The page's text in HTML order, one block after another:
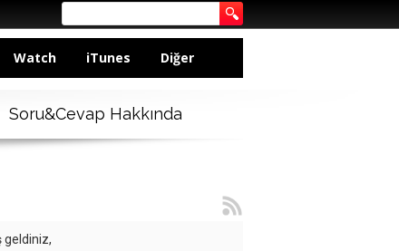
Watch iTunes Diğer
Soru&Cevap Hakkında
geldiniz,